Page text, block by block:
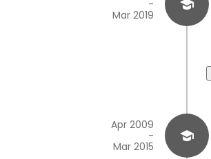
-
Mar 2019
Apr 2009
-
Mar 2015